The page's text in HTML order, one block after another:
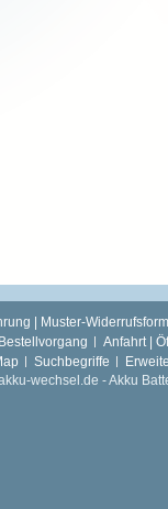
| Muster-
Bestellvorgang Anfahrt |
Suchbegriffe
wechsel.de - Akku